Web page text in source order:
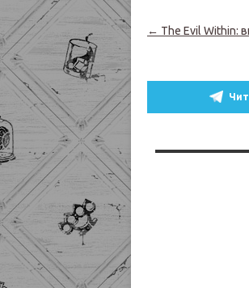
Навигация по
← The Evil Within: